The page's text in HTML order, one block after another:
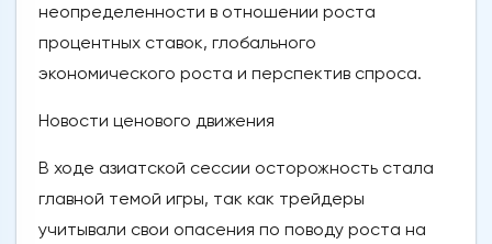
неопределенности в отношении роста
процентных ставок, глобального
экономического роста и перспектив спроса.
Новости ценового движения
В ходе азиатской сессии осторожность стала
главной темой игры, так как трейдеры
учитывали свои опасения по поводу роста на